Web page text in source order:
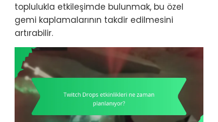
toplulukla etkileşimde bulunmak, bu özel
gemi kaplamalarının takdir edilmesini
artırabilir.